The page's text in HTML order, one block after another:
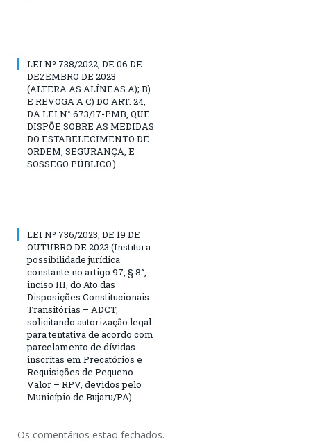
LEI Nº 738/2022, DE 06 DE
DEZEMBRO DE 2023
(ALTERA AS ALÍNEAS A); B)
E REVOGA A C) DO ART. 24,
DA LEI N° 673/17-PMB, QUE
DISPÕE SOBRE AS MEDIDAS
DO ESTABELECIMENTO DE
ORDEM, SEGURANÇA, E
SOSSEGO PÚBLICO.)
LEI Nº 736/2023, DE 19 DE
OUTUBRO DE 2023 (Institui a
possibilidade jurídica
constante no artigo 97, § 8°,
inciso III, do Ato das
Disposições Constitucionais
Transitórias – ADCT,
solicitando autorização legal
para tentativa de acordo com
parcelamento de dívidas
inscritas em Precatórios e
Requisições de Pequeno
Valor – RPV, devidos pelo
Município de Bujaru/PA)
Os comentários estão fechados.